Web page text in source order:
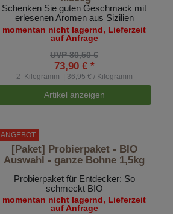
Schenken Sie guten Geschmack mit
erlesenen Aromen aus Sizilien
momentan nicht lagernd, Lieferzeit
auf Anfrage
UVP 80,50 €
73,90 € *
2 Kilogramm | 36,95 € / Kilogramm
Artikel anzeigen
ANGEBOT
[Paket] Probierpaket - BIO
Auswahl - ganze Bohne 1,5kg
Probierpaket für Entdecker: So
schmeckt BIO
momentan nicht lagernd, Lieferzeit
auf Anfrage